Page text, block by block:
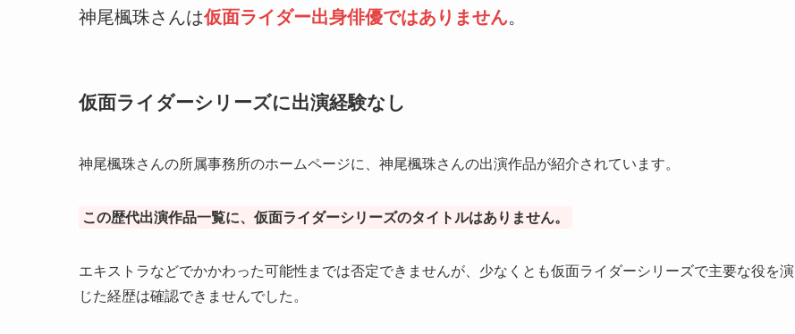
神尾楓珠さんは仮面ライダー出身俳優ではありません。
仮面ライダーシリーズに出演経験なし
神尾楓珠さんの所属事務所のホームページに、神尾楓珠さんの出演作品が紹介されています。
この歴代出演作品一覧に、仮面ライダーシリーズのタイトルはありません。
エキストラなどでかかわった可能性までは否定できませんが、少なくとも仮面ライダーシリーズで主要な役を演
じた経歴は確認できませんでした。